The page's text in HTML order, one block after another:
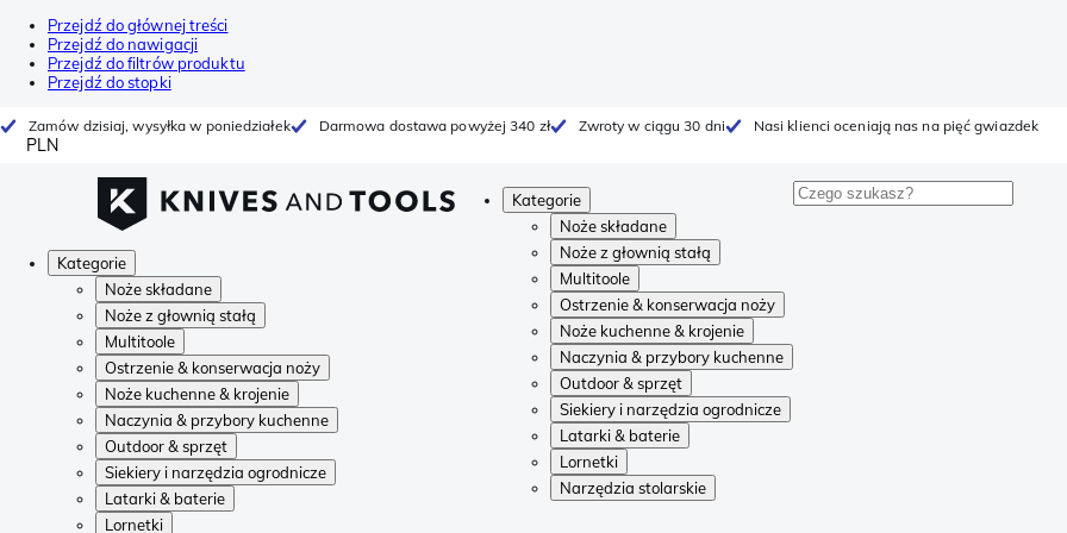
Przejdź do głównej treści
Przejdź do nawigacji
Przejdź do filtrów produktu
Przejdź do stopki
Zamów dzisiaj, wysyłka w poniedziałek Darmowa dostawa powyżej 340 zł Zwroty w ciągu 30 dni Nasi klienci oceniają nas na pięć gwiazdek
PLN
Kategorie
Noże składane
Noże z głownią stałą
Multitoole
Ostrzenie & konserwacja noży
Noże kuchenne & krojenie
Naczynia & przybory kuchenne
Outdoor & sprzęt
Siekiery i narzędzia ogrodnicze
Latarki & baterie
Lornetki
Narzędzia stolarskie
Kategorie
Noże składane
Noże z głownią stałą
Multitoole
Ostrzenie & konserwacja noży
Noże kuchenne & krojenie
Naczynia & przybory kuchenne
Outdoor & sprzęt
Siekiery i narzędzia ogrodnicze
Latarki & baterie
Lornetki